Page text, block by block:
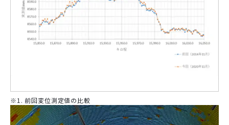
※1. 前回変位測定値の比較